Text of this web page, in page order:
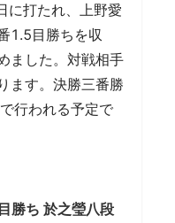
に打たれ、上野愛
1.5目勝ちを収
ました。対戦相手
ます。決勝三番勝
行われる予定で
勝ち 於之瑩八段